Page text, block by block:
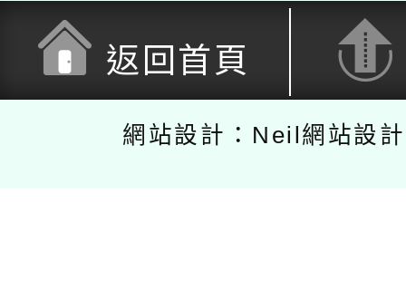
返回首頁
網站設計：Neil網站設